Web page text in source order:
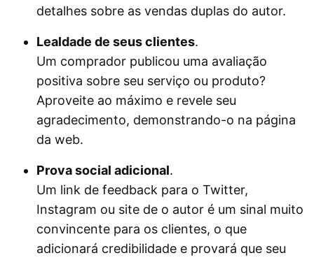
detalhes sobre as vendas duplas do autor.
Lealdade de seus clientes.
Um comprador publicou uma avaliação
positiva sobre seu serviço ou produto?
Aproveite ao máximo e revele seu
agradecimento, demonstrando-o na página
da web.
Prova social adicional.
Um link de feedback para o Twitter,
Instagram ou site de o autor é um sinal muito
convincente para os clientes, o que
adicionará credibilidade e provará que seu